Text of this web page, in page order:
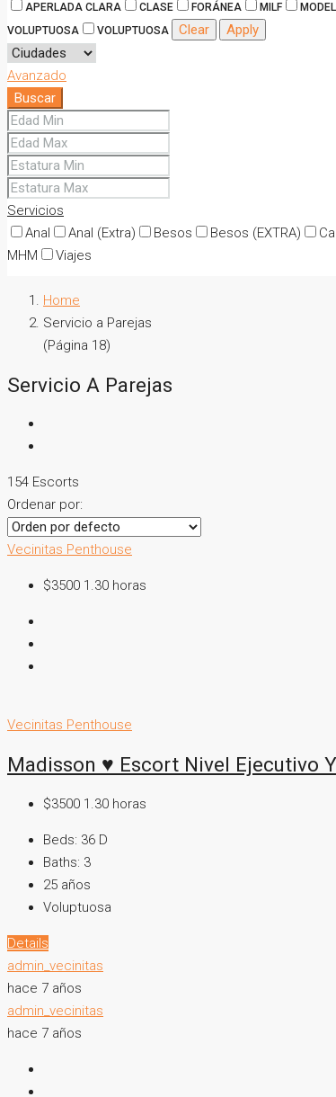
APERLADA CLARA CLASE FORÁNEA MILF
VOLUPTUOSA
VOLUPTUOSA Clear Apply
Avanzado
Buscar
Servicios
Anal
Anal (Extra) Besos Besos (EXTRA)
MHM
Viajes
Home
Servicio a Parejas
(Página 18)
Servicio A Parejas
154 Escorts
Ordenar por:
Vecinitas Penthouse
$3500 1.30 horas
Vecinitas Penthouse
Madisson ♥ Escort Nivel Ejecutivo
$3500 1.30 horas
Beds: 36 D
Baths: 3
25 años
Voluptuosa
Details
admin_vecinitas
hace 7 años
admin_vecinitas
hace 7 años